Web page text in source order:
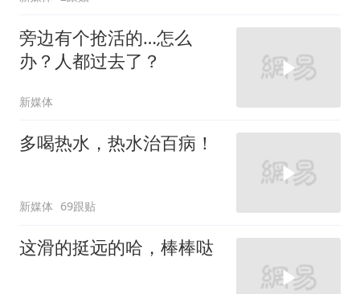
旁边有个抢活的…怎么
办？人都过去了？
新媒体
多喝热水，热水治百病！
新媒体 69跟贴
这滑的挺远的哈，棒棒哒